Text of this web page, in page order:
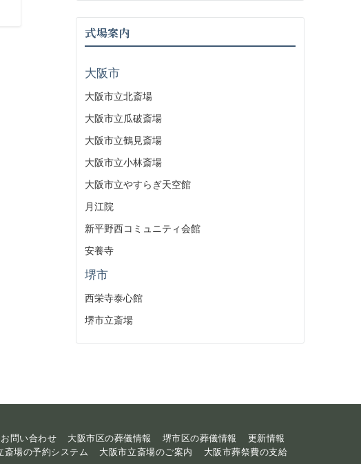
式場案内
大阪市
大阪市立北斎場
大阪市立瓜破斎場
大阪市立鶴見斎場
大阪市立小林斎場
大阪市立やすらぎ天空館
月江院
新平野西コミュニティ会館
安養寺
堺市
西栄寺泰心館
堺市立斎場
お問い合わせ 大阪市区の葬儀情報 堺市区の葬儀情報
更新情報
斎場の予約システム 大阪市立斎場のご案内
大阪市葬祭費の支給